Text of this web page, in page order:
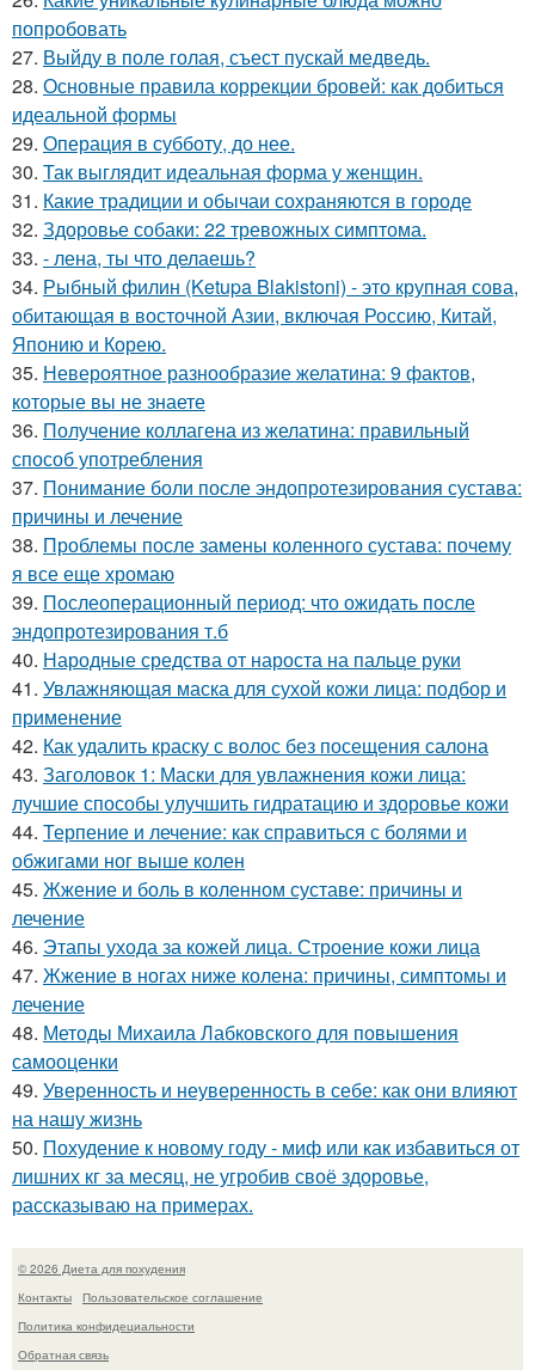
попробовать
27. Выйду в поле голая, съест пускай медведь.
28. Основные правила коррекции бровей: как добиться
идеальной формы
29. Операция в субботу, до нее.
30. Так выглядит идеальная форма у женщин.
31. Какие традиции и обычаи сохраняются в городе
32. Здоровье собаки: 22 тревожных симптома.
33. - лена, ты что делаешь?
34. Рыбный филин (Ketupa Blakistoni) - это крупная сова,
обитающая в восточной Азии, включая Россию, Китай,
Японию и Корею.
35. Невероятное разнообразие желатина: 9 фактов,
которые вы не знаете
36. Получение коллагена из желатина: правильный
способ употребления
37. Понимание боли после эндопротезирования сустава:
причины и лечение
38. Проблемы после замены коленного сустава: почему
я все еще хромаю
39. Послеоперационный период: что ожидать после
эндопротезирования т.б
40. Народные средства от нароста на пальце руки
41. Увлажняющая маска для сухой кожи лица: подбор и
применение
42. Как удалить краску с волос без посещения салона
43. Заголовок 1: Маски для увлажнения кожи лица:
лучшие способы улучшить гидратацию и здоровье кожи
44. Терпение и лечение: как справиться с болями и
обжигами ног выше колен
45. Жжение и боль в коленном суставе: причины и
лечение
46. Этапы ухода за кожей лица. Строение кожи лица
47. Жжение в ногах ниже колена: причины, симптомы и
лечение
48. Методы Михаила Лабковского для повышения
самооценки
49. Уверенность и неуверенность в себе: как они влияют
на нашу жизнь
50. Похудение к новому году - миф или как избавиться от
лишних кг за месяц, не угробив своё здоровье,
рассказываю на примерах.
© 2026 Диета для похудения
Контакты
Пользовательское соглашение
Политика конфидециальности
Обратная связь